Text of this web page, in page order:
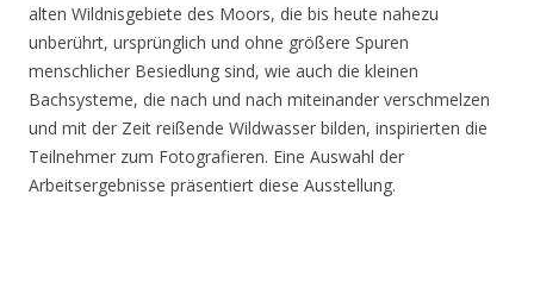
alten Wildnisgebiete des Moors, die bis heute nahezu
unberührt, ursprünglich und ohne größere Spuren
menschlicher Besiedlung sind, wie auch die kleinen
Bachsysteme, die nach und nach miteinander verschmelzen
und mit der Zeit reißende Wildwasser bilden, inspirierten die
Teilnehmer zum Fotografieren. Eine Auswahl der
Arbeitsergebnisse präsentiert diese Ausstellung.